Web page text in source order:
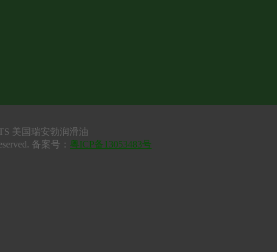
美国瑞安勃润滑油
备案号： 粤ICP备13053483号